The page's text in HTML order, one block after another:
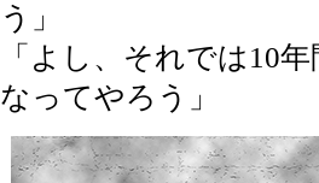
う」
「よし、それでは10
なってやろう」